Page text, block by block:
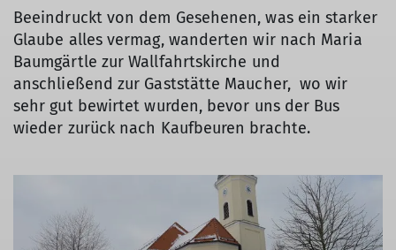
Beeindruckt von dem Gesehenen, was ein starker
Glaube alles vermag, wanderten wir nach Maria
Baumgärtle zur Wallfahrtskirche und
anschließend zur Gaststätte Maucher, wo wir
sehr gut bewirtet wurden, bevor uns der Bus
wieder zurück nach Kaufbeuren brachte.